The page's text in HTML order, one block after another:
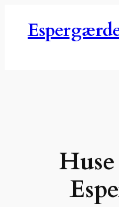
indhold